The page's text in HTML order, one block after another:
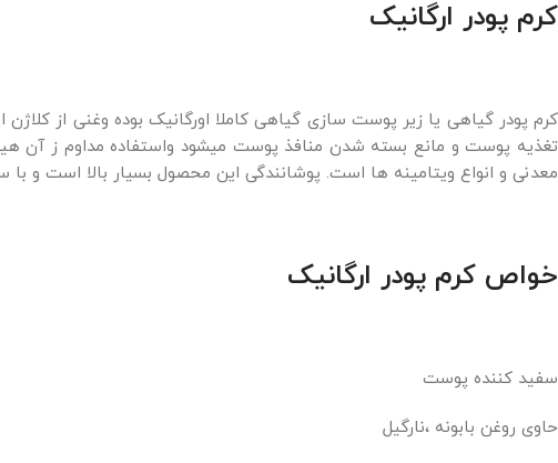
کرم پودر ارگانیک
کرم پودر گیاهی یا زیر پوست سازی گیاهی کاملا اورگانیک بوده وغنی از کلاژن
تغذیه پوست و مانع بسته شدن منافذ پوست میشود واستفاده مداوم ز آن هیچ
معدنی و انواع ویتامینه ها است. پوشانندگی این محصول بسیار بالا است و با
خواص کرم پودر ارگانیک
سفید کننده پوست
حاوی روغن بابونه ،نارگیل